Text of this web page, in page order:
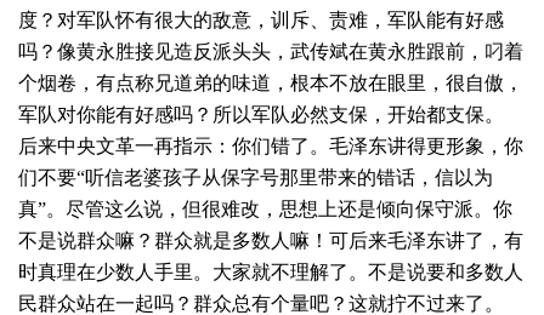
度？对军队怀有很大的敌意，训斥、责难，军队能有好感
吗？像黄永胜接见造反派头头，武传斌在黄永胜跟前，叼着
个烟卷，有点称兄道弟的味道，根本不放在眼里，很自傲，
军队对你能有好感吗？所以军队必然支保，开始都支保。
后来中央文革一再指示：你们错了。毛泽东讲得更形象，你
们不要“听信老婆孩子从保字号那里带来的错话，信以为
真”。尽管这么说，但很难改，思想上还是倾向保守派。你
不是说群众嘛？群众就是多数人嘛！可后来毛泽东讲了，有
时真理在少数人手里。大家就不理解了。不是说要和多数人
民群众站在一起吗？群众总有个量吧？这就拧不过来了。